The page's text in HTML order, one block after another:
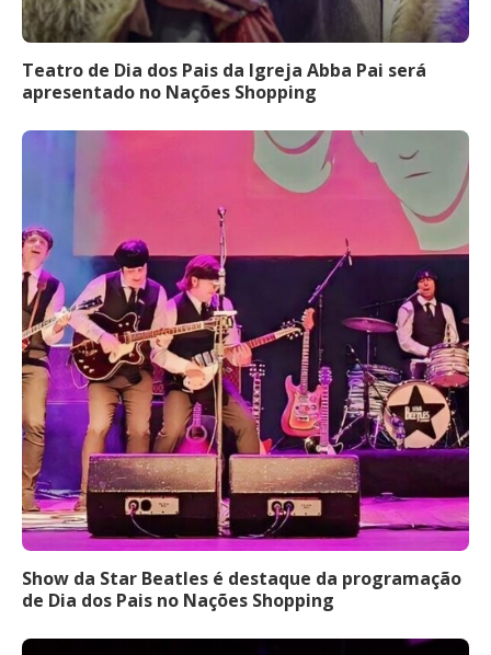
Teatro de Dia dos Pais da Igreja Abba Pai será
apresentado no Nações Shopping
Show da Star Beatles é destaque da programação
de Dia dos Pais no Nações Shopping